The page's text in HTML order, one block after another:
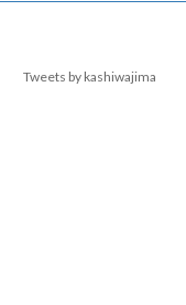
Tweets by kashiwajima